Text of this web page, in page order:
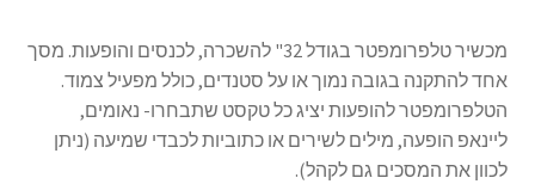
מכשיר טלפרומפטר בגודל 32" להשכרה, לכנסים והופעות. מסך
אחד להתקנה בגובה נמוך או על סטנדים, כולל מפעיל צמוד.
הטלפרומפטר להופעות יציג כל טקסט שתבחרו- נאומים,
ליינאפ הופעה, מילים לשירים או כתוביות לכבדי שמיעה (ניתן
לכוון את המסכים גם לקהל).